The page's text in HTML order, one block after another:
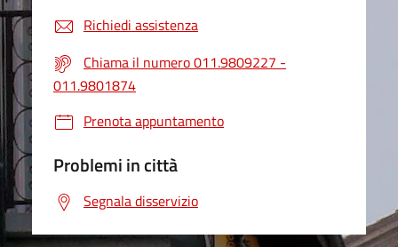
Richiedi assistenza
Chiama il numero 011.9809227 -
011.9801874
Prenota appuntamento
Problemi in città
Segnala disservizio